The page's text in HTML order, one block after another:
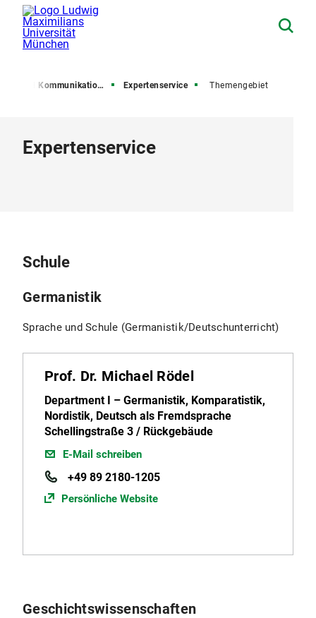
und Kommunikation (PuK) Expertenservice Themengebiet
Expertenservice
Schule
Germanistik
Sprache und Schule (Germanistik/Deutschunterricht)
Prof. Dr. Michael Rödel
Department I – Germanistik, Komparatistik,
Nordistik, Deutsch als Fremdsprache
Schellingstraße 3 / Rückgebäude
E-Mail schreiben
+49 89 2180-1205
Persönliche Website
Geschichtswissenschaften